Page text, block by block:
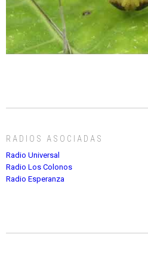
RADIOS ASOCIADAS
Radio Universal
Radio Los Colonos
Radio Esperanza